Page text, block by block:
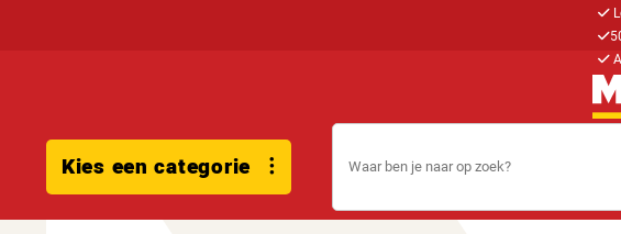
Kies een categorie